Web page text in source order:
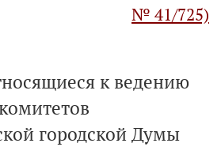
№ 41/725)
к ведению
комитетов
городской Думы